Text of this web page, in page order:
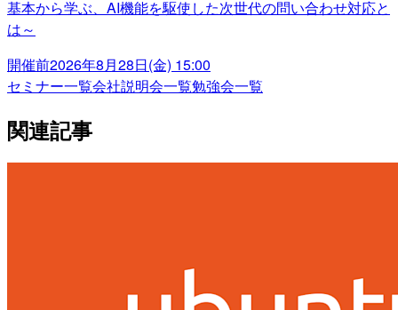
基本から学ぶ、AI機能を駆使した次世代の問い合わせ対応と
は～
開催前2026年8月28日(金) 15:00
セミナー一覧会社説明会一覧勉強会一覧
関連記事